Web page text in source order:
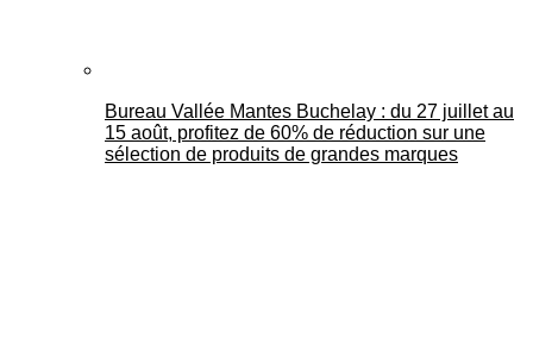
Bureau Vallée Mantes Buchelay : du 27 juillet au
15 août, profitez de 60% de réduction sur une
sélection de produits de grandes marques